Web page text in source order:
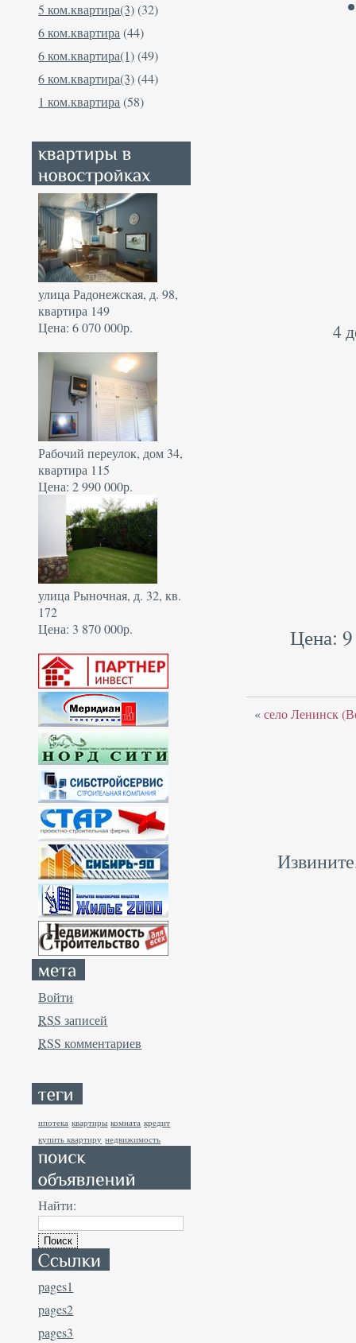
5 ком.квартира(3)(32)
6 ком.квартира (44)
6 ком.квартира(1)(49)
6 ком.квартира(3)(44)
1 ком.квартира (58)
улица Радонежская, д. 98,
квартира 149
Цена: 6 070 000р.
Рабочий переулок, дом 34,
квартира 115
Цена: 2 990 000р.
улица Рыночная, д. 32, кв.
172
Цена: 3 870 000р.
Войти
RSS записей
RSS комментариев
ипотека квартиры комната кредит
купить квартиру недвижимость
Найти:
pages1
pages2
pages3
4
Цена:
«село Ленинск